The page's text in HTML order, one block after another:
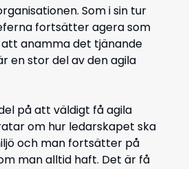
Som i sin tur
fortsätter agera som
anamma det tjänande
en stor del av den agila
på att väldigt få agila
om hur ledarskapet ska
och man fortsätter på
man alltid haft. Det är få